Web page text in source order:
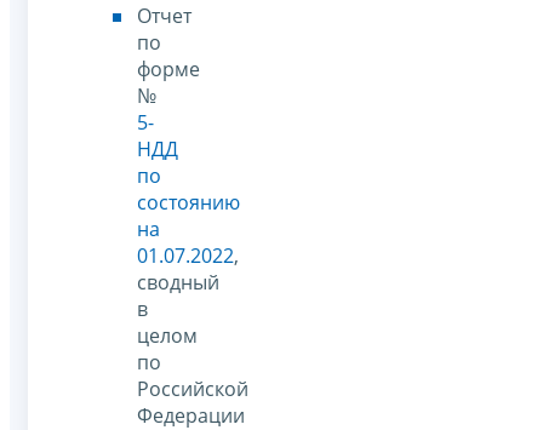
Отчет
по
форме
№
5-
НДД
по
состоянию
на
01.07.2022,
сводный
в
целом
по
Российской
Федерации